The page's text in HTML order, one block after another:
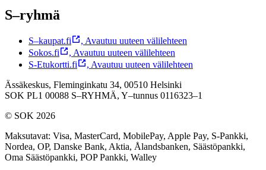
S–ryhmä
S–kaupat.fi , Avautuu uuteen välilehteen
Sokos.fi
, Avautuu uuteen välilehteen
S-Etukortti.fi
, Avautuu uuteen välilehteen
Ässäkeskus, Fleminginkatu 34, 00510 Helsinki
SOK PL1 00088 S–RYHMÄ, Y–tunnus 0116323–1
© SOK 2026
Maksutavat: Visa, MasterCard, MobilePay, Apple Pay, S-Pankki,
Nordea, OP, Danske Bank, Aktia, Ålandsbanken, Säästöpankki,
Oma Säästöpankki, POP Pankki, Walley